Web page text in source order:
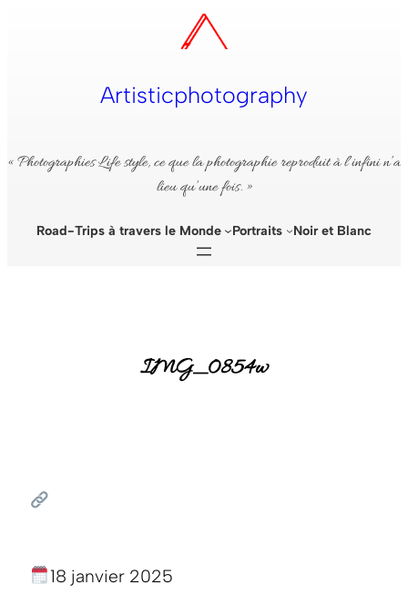
Artisticphotography
« Photographies Life style, ce que la photographie reproduit à l’infini n’a
lieu qu’une fois. »
Road-Trips à travers le Monde Portraits Noir et Blanc
IMG_0854w
18 janvier 2025